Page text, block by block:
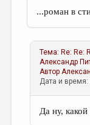
...роман в
Тема: Re: Re:
Александр
Автор
Дата и время:
Да ну,